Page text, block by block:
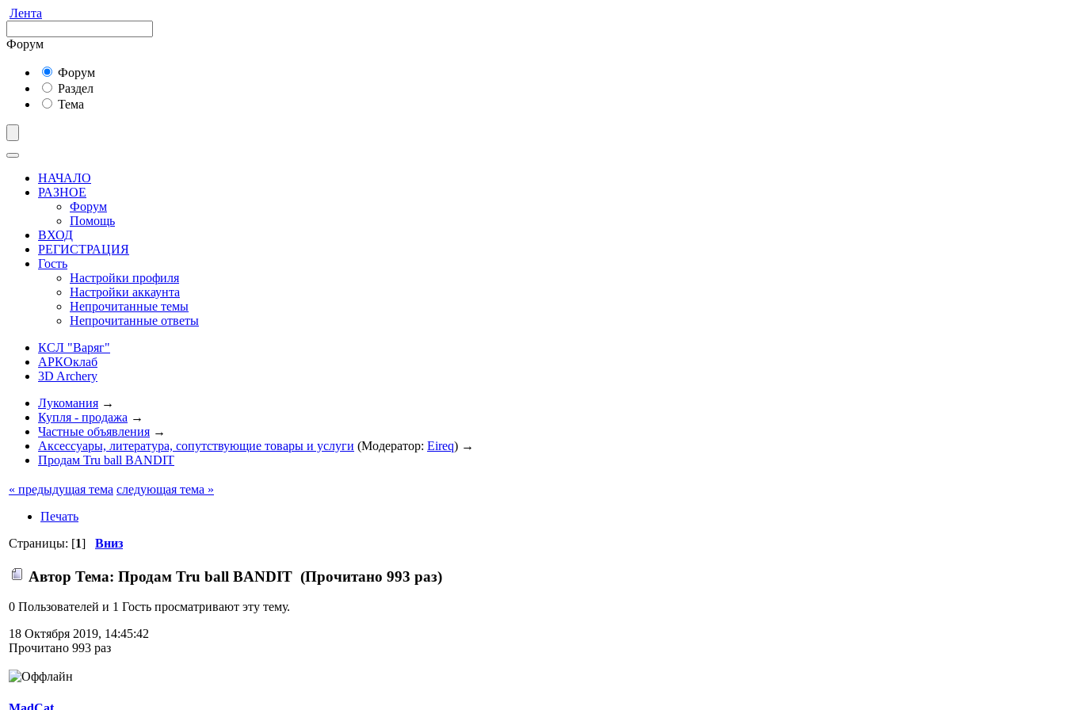
Лента
Форум
Форум
Раздел
Тема
НАЧАЛО
РАЗНОЕ
Форум
Помощь
ВХОД
РЕГИСТРАЦИЯ
Гость
Настройки профиля
Настройки аккаунта
Непрочитанные темы
Непрочитанные ответы
КСЛ "Варяг"
АРКОклаб
3D Archery
Лукомания →
Купля - продажа →
Частные объявления →
Аксессуары, литература, сопутствующие товары и услуги (Модератор: Eireq) →
Продам Tru ball BANDIT
« предыдущая тема следующая тема »
Печать
Страницы: [1] Вниз
Автор Тема: Продам Tru ball BANDIT (Прочитано 993 раз)
0 Пользователей и 1 Гость просматривают эту тему.
18 Октября 2019, 14:45:42
Прочитано 993 раз